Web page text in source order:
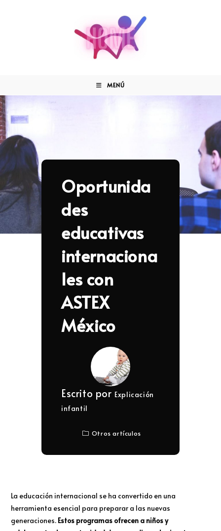
MENÚ
Oportunida
des
educativas
internaciona
les con
ASTEX
México
Escrito por Explicación
infantil
Otros artículos
La educación internacional se ha convertido en una
herramienta esencial para preparar a las nuevas
generaciones. Estos programas ofrecen a niños y